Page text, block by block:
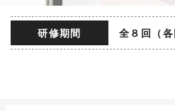
研修期間 全８回（